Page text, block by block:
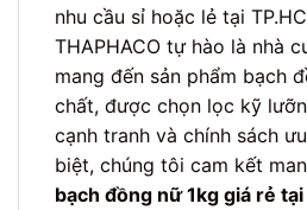
nhu cầu sỉ hoặc lẻ tại
THAPHACO tự hào là nhà
mang đến sản phẩm bạch
chất, được chọn lọc kỹ
cạnh tranh và chính sách
biệt, chúng tôi cam kết
bạch đồng nữ 1kg giá rẻ tại